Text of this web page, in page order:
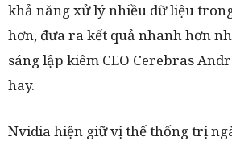
khả năng xử lý nhiều dữ liệu
hơn, đưa ra kết quả nhanh hơn
sáng lập kiêm CEO Cerebras
hay.
Nvidia hiện giữ vị thế thống trị